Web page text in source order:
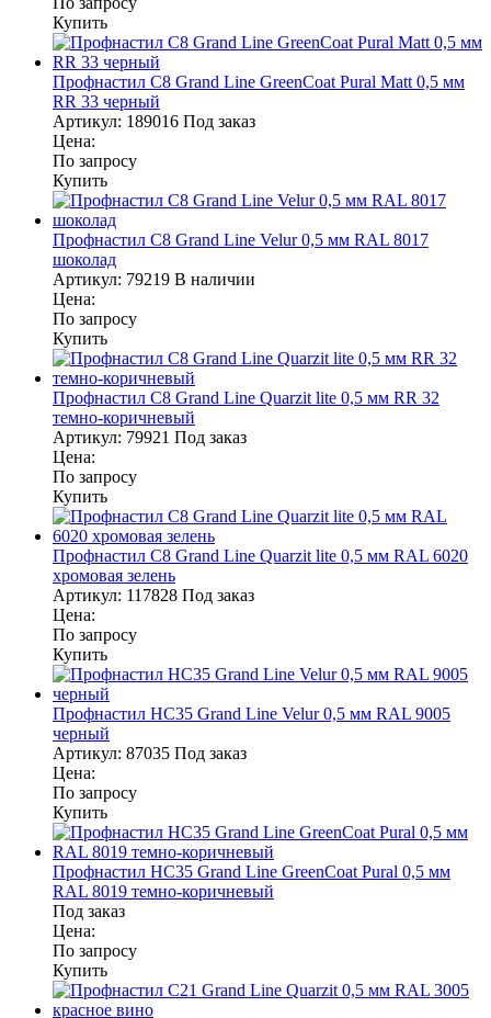
Купить
Профнастил С8 Grand Line GreenCoat Pural Matt 0,5 мм
RR 33 черный
Артикул: 189016 Под заказ
Цена:
По запросу
Купить
Профнастил С8 Grand Line Velur 0,5 мм RAL 8017
шоколад
Артикул: 79219 В наличии
Цена:
По запросу
Купить
Профнастил С8 Grand Line Quarzit lite 0,5 мм RR 32
темно-коричневый
Артикул: 79921 Под заказ
Цена:
По запросу
Купить
Профнастил С8 Grand Line Quarzit lite 0,5 мм RAL 6020
хромовая зелень
Артикул: 117828 Под заказ
Цена:
По запросу
Купить
Профнастил НС35 Grand Line Velur 0,5 мм RAL 9005
черный
Артикул: 87035 Под заказ
Цена:
По запросу
Купить
Профнастил НС35 Grand Line GreenCoat Pural 0,5 мм
RAL 8019 темно-коричневый
Под заказ
Цена:
По запросу
Купить